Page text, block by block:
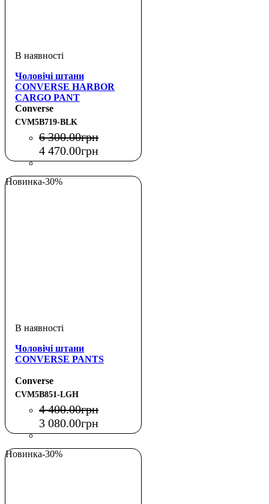
Чоловічі штани
CONVERSE HARBOR
CARGO PANT
Converse
CVM5B719-BLK
6 300.00грн
4 470.00грн
Новинка-30%
Чоловічі штани
CONVERSE PANTS
Converse
CVM5B851-LGH
4 400.00грн
3 080.00грн
Новинка-30%